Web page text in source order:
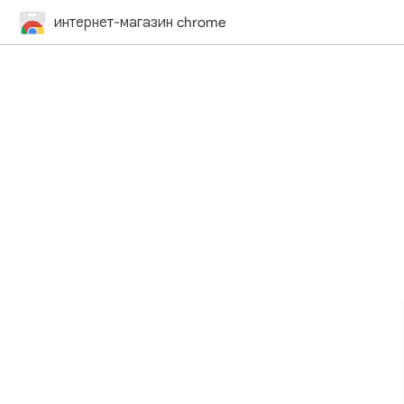
интернет-магазин chrome